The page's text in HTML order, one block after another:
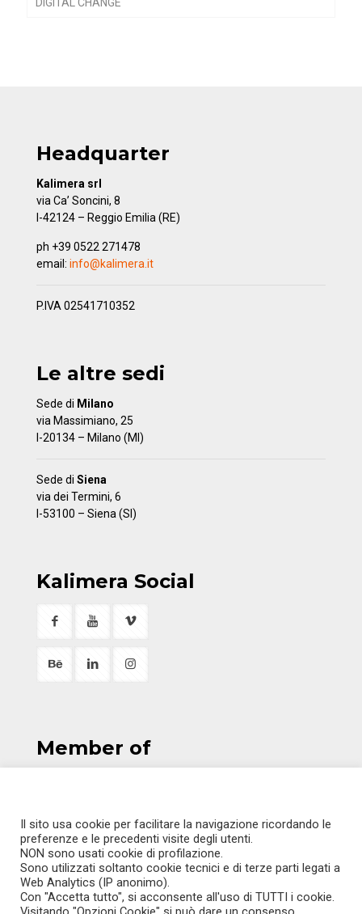
Headquarter
Kalimera srl
via Ca’ Soncini, 8
I-42124 – Reggio Emilia (RE)
ph +39 0522 271478
email: info@kalimera.it
P.IVA 02541710352
Le altre sedi
Sede di Milano
via Massimiano, 25
I-20134 – Milano (MI)
Sede di Siena
via dei Termini, 6
I-53100 – Siena (SI)
Kalimera Social
Member of
ITALIANO
ENGLISH
Il sito usa cookie per facilitare la navigazione ricordando le
preferenze e le precedenti visite degli utenti.
NON sono usati cookie di profilazione.
Sono utilizzati soltanto cookie tecnici e di terze parti legati a
Web Analytics (IP anonimo).
Con "Accetta tutto", si acconsente all'uso di TUTTI i cookie.